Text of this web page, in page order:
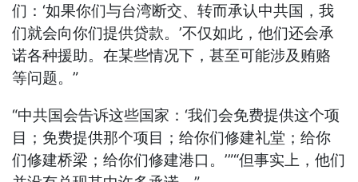
们：‘如果你们与台湾断交、转而承认中共国，我
们就会向你们提供贷款。’不仅如此，他们还会承
诺各种援助。在某些情况下，甚至可能涉及贿赂
等问题。”
“中共国会告诉这些国家：‘我们会免费提供这个项
目；免费提供那个项目；给你们修建礼堂；给你
们修建桥梁；给你们修建港口。’”“但事实上，他们